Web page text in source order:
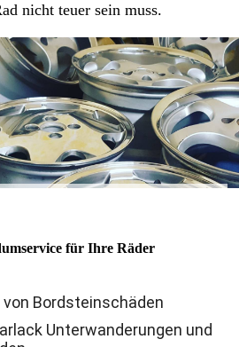
nicht teuer sein muss.
für Ihre Räder
Bordsteinschäden
Unterwanderungen und